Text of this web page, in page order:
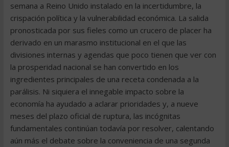
semana a Reino Unido instalado en la incertidumbre, la
crispación política y la vulnerabilidad económica. La salida
pronosticada por sus fieles como un crucero de placer ha
derivado en un marasmo institucional en el que las
divisiones internas y agendas que poco tienen que ver con
la prosperidad nacional se han convertido en los
ingredientes principales de una receta condenada a la
parálisis. Ni siquiera el innegable impacto sobre la
economía ha ayudado a aclarar prioridades y, a nueve
meses del plazo oficial de ruptura, las incógnitas
fundamentales continúan todavía por resolver, calentando
aún más el debate sobre la conveniencia de una segunda